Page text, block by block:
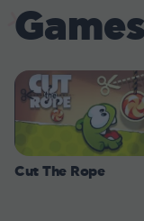
Games
Cut The Rope